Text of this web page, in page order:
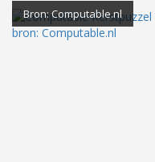
Bron: Computable.nl